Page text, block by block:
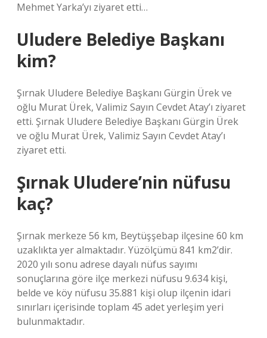
Mehmet Yarka’yı ziyaret etti…
Uludere Belediye Başkanı
kim?
Şırnak Uludere Belediye Başkanı Gürgin Ürek ve
oğlu Murat Ürek, Valimiz Sayın Cevdet Atay’ı ziyaret
etti. Şırnak Uludere Belediye Başkanı Gürgin Ürek
ve oğlu Murat Ürek, Valimiz Sayın Cevdet Atay’ı
ziyaret etti.
Şırnak Uludere’nin nüfusu
kaç?
Şırnak merkeze 56 km, Beytüşşebap ilçesine 60 km
uzaklıkta yer almaktadır. Yüzölçümü 841 km2’dir.
2020 yılı sonu adrese dayalı nüfus sayımı
sonuçlarına göre ilçe merkezi nüfusu 9.634 kişi,
belde ve köy nüfusu 35.881 kişi olup ilçenin idari
sınırları içerisinde toplam 45 adet yerleşim yeri
bulunmaktadır.